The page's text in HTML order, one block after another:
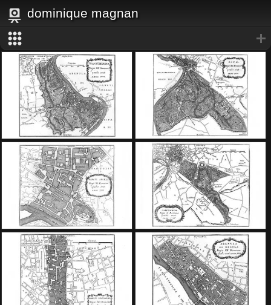
dominique magnan